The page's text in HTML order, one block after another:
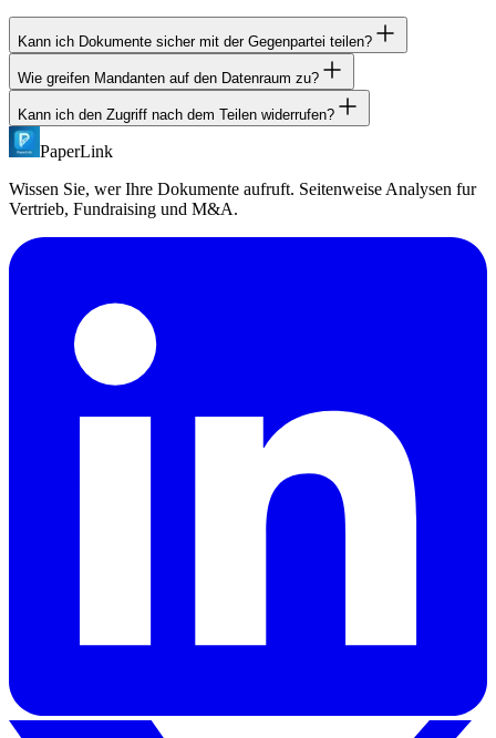
Kann ich Dokumente sicher mit der Gegenpartei teilen?
Ja. Erstellen Sie einen Link mit NDA-Pflicht und E-Mail-
Verifizierung. Nur von Ihnen autorisierte E-Mail-Adressen haben
Zugriff auf die Dokumente. Alle Zugriffe werden protokolliert.
Wie greifen Mandanten auf den Datenraum zu?
Der Mandant klickt auf den per E-Mail geteilten Link. Er verifiziert
seine Identität (E-Mail oder Passwort) und greift im Browser auf die
Dokumente zu. Keine Registrierung, kein Software-Download.
Kann ich den Zugriff nach dem Teilen widerrufen?
Ja. Deaktivieren Sie jeden Link sofort über Ihr Dashboard. Zuvor
Voraus Ablaufdaten festlegen.
PaperLink
Wissen Sie, wer Ihre Dokumente aufruft. Seitenweise Analysen fur
Vertrieb, Fundraising und M&A.